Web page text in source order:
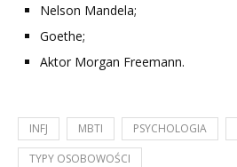
Nelson Mandela;
Goethe;
Aktor Morgan Freemann.
INFJ MBTI PSYCHOLOGIA
TYPY OSOBOWOŚCI